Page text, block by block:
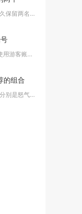
乱斗西游常规战阵无法直接空置上阵位永久保留两名英雄作战，想要...
少年三国志2快速刷初始号的核心思路是使用游客账号进入新区，极...
的组合
当前主流高收益爆点技能组合分为四类，分别是怒气循环爆发组合、...